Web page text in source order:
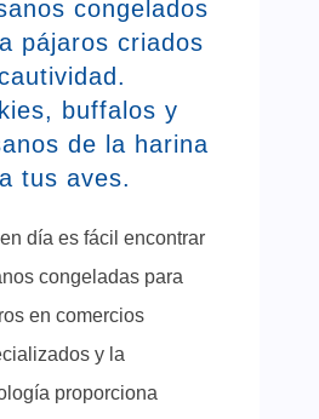
congelados
pájaros criados
buffalos y
de la harina
tus aves.
día es fácil encontrar
congeladas para
en comercios
y la
proporciona